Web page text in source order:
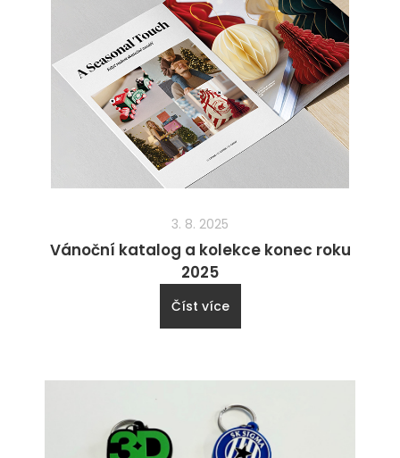
3. 8. 2025
Vánoční katalog a kolekce konec roku
2025
Číst více